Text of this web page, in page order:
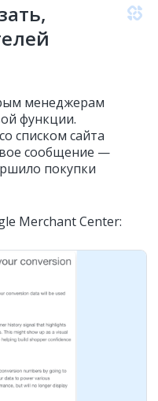
менеджерам
функции.
списком сайта
сообщение —
покупки
Merchant Center: